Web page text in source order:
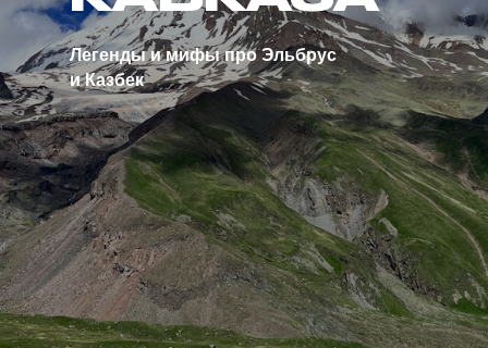
Легенды и мифы про Эльбрус
и Казбек